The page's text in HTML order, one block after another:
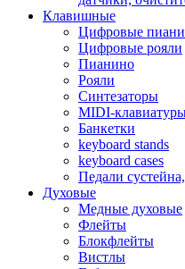
Клавишные
Цифровые
Цифровые рояли
Пианино
Рояли
Синтезаторы
MIDI-
Банкетки
keyboard stands
keyboard cases
Педали
Духовые
Медные духовые
Флейты
Блокфлейты
Вистлы